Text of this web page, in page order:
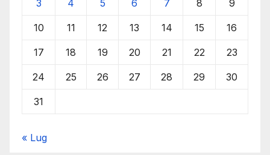
3 4 5 6 7 8 9
10 11 12 13 14 15 16
17 18 19 20 21 22 23
24 25 26 27 28 29 30
31
« Lug